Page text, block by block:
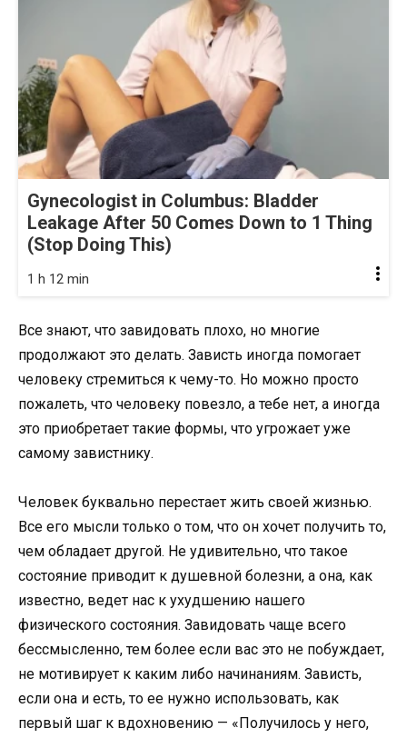
Gynecologist in Columbus: Bladder
Leakage After 50 Comes Down to 1 Thing
(Stop Doing This)
1 h 12 min
Все знают, что завидовать плохо, но многие
продолжают это делать. Зависть иногда помогает
человеку стремиться к чему-то. Но можно просто
пожалеть, что человеку повезло, а тебе нет, а иногда
это приобретает такие формы, что угрожает уже
самому завистнику.
Человек буквально перестает жить своей жизнью.
Все его мысли только о том, что он хочет получить то,
чем обладает другой. Не удивительно, что такое
состояние приводит к душевной болезни, а она, как
известно, ведет нас к ухудшению нашего
физического состояния. Завидовать чаще всего
бессмысленно, тем более если вас это не побуждает,
не мотивирует к каким либо начинаниям. Зависть,
если она и есть, то ее нужно использовать, как
первый шаг к вдохновению — «Получилось у него,